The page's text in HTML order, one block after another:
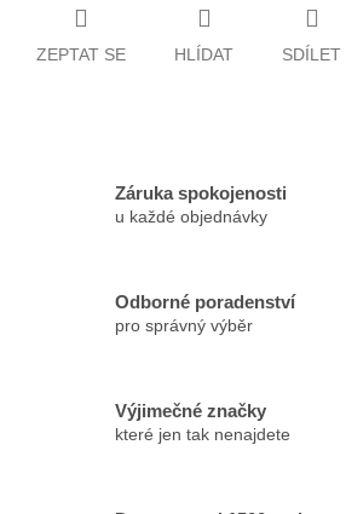
ZEPTAT SE HLÍDAT SDÍLET
Záruka spokojenosti
u každé objednávky
Odborné poradenství
pro správný výběr
Výjimečné značky
které jen tak nenajdete